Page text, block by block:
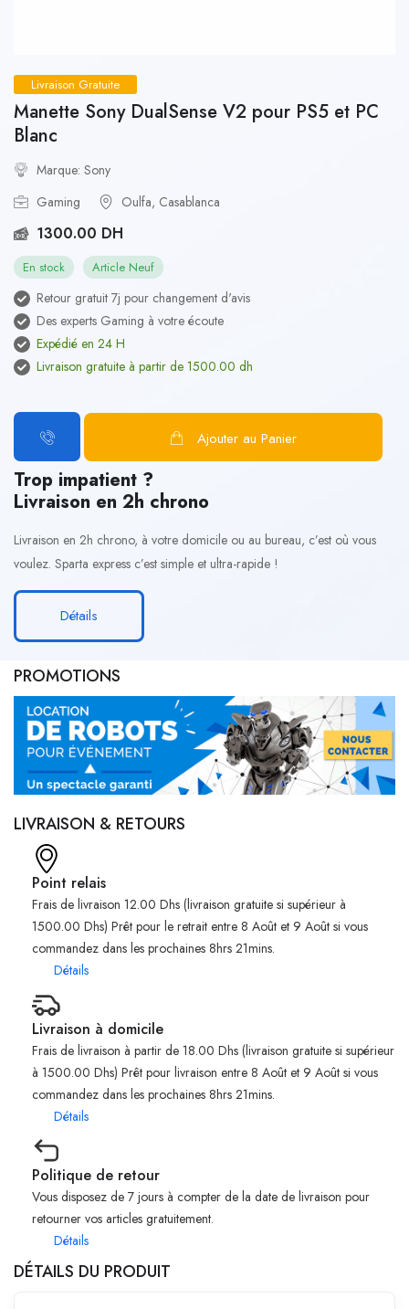
Livraison Gratuite
Manette Sony DualSense V2 pour PS5 et PC
Blanc
Marque: Sony
Gaming
Oulfa, Casablanca
1300.00 DH
En stock Article Neuf
Retour gratuit 7j pour changement d'avis
Des experts Gaming à votre écoute
Expédié en 24 H
Livraison gratuite à partir de 1500.00 dh
Ajouter au Panier
Trop impatient ?
Livraison en 2h chrono
Livraison en 2h chrono, à votre domicile ou au bureau, c’est où vous
voulez. Sparta express c’est simple et ultra-rapide !
Détails
PROMOTIONS
LIVRAISON & RETOURS
Point relais
Frais de livraison 12.00 Dhs (livraison gratuite si supérieur à
1500.00 Dhs) Prêt pour le retrait entre 8 Août et 9 Août si vous
commandez dans les prochaines 8hrs 21mins.
Détails
Livraison à domicile
Frais de livraison à partir de 18.00 Dhs (livraison gratuite si supérieur
à 1500.00 Dhs) Prêt pour livraison entre 8 Août et 9 Août si vous
commandez dans les prochaines 8hrs 21mins.
Détails
Politique de retour
Vous disposez de 7 jours à compter de la date de livraison pour
retourner vos articles gratuitement.
Détails
DÉTAILS DU PRODUIT